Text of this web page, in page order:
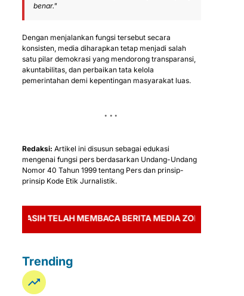
benar."
Dengan menjalankan fungsi tersebut secara
konsisten, media diharapkan tetap menjadi salah
satu pilar demokrasi yang mendorong transparansi,
akuntabilitas, dan perbaikan tata kelola
pemerintahan demi kepentingan masyarakat luas.
Redaksi: Artikel ini disusun sebagai edukasi
mengenai fungsi pers berdasarkan Undang-Undang
Nomor 40 Tahun 1999 tentang Pers dan prinsip-
prinsip Kode Etik Jurnalistik.
TELAH MEMBACA BERITA MEDIA ZONABUSER.ID
Trending